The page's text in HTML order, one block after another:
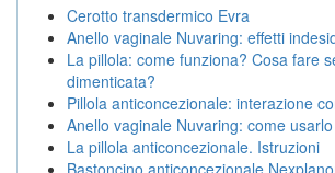
Cerotto transdermico Evra
Anello vaginale Nuvaring: effetti
La pillola: come funziona? Cosa fare
dimenticata?
Pillola anticoncezionale: interazione
Anello vaginale Nuvaring: come
La pillola anticoncezionale. Istruzioni
Bastoncino anticoncezionale